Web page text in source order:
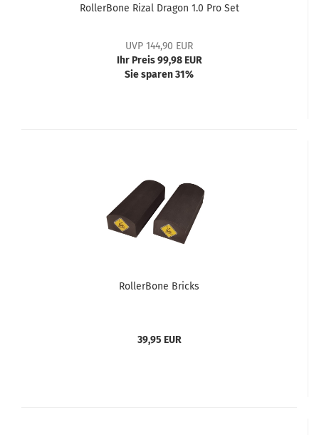
RollerBone Rizal Dragon 1.0 Pro Set
UVP 144,90 EUR
Ihr Preis 99,98 EUR
Sie sparen 31%
RollerBone Bricks
39,95 EUR